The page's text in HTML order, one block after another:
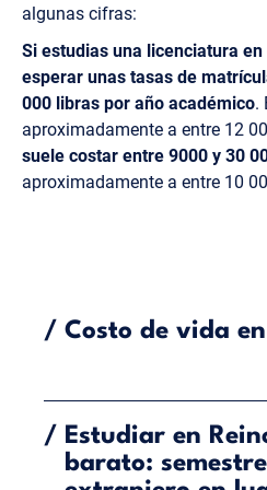
algunas cifras:
Si estudias una licenciatura
esperar unas tasas de
000 libras por año académico.
aproximadamente a entre 12
suele costar entre 9000 y 30
aproximadamente a entre 10
/ Costo de vida
que en Alemania. El costo
una región a otra, pero, en
/ Estudiar en
barato: